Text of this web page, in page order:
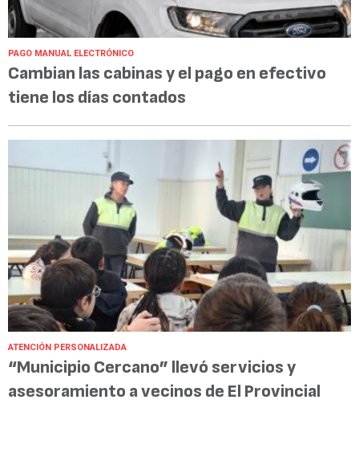
PAGO MANUAL ELECTRÓNICO
Cambian las cabinas y el pago en efectivo
tiene los días contados
ATENCIÓN PERSONALIZADA
“Municipio Cercano” llevó servicios y
asesoramiento a vecinos de El Provincial